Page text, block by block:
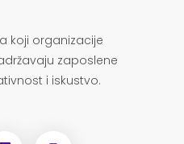
koji organizacije
zaposlene
i iskustvo.